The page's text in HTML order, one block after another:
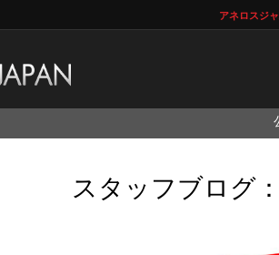
アネロスジ
スタッフブログ